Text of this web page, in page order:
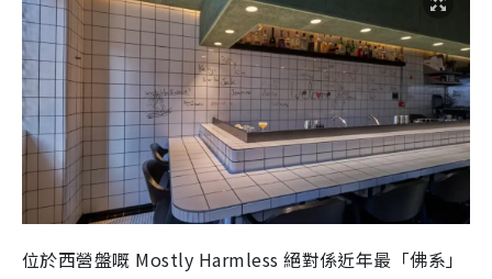
位於西營盤嘅 Mostly Harmless 絕對係近年最「佛系」